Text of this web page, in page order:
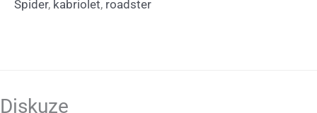
Spider, kabriolet, roadster
Diskuze